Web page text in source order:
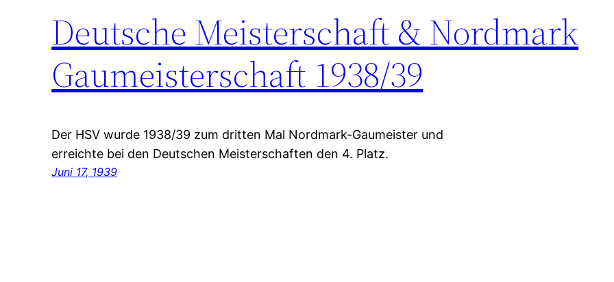
Deutsche Meisterschaft & Nordmark
Gaumeisterschaft 1938/39
Der HSV wurde 1938/39 zum dritten Mal Nordmark-Gaumeister und
erreichte bei den Deutschen Meisterschaften den 4. Platz.
Juni 17, 1939